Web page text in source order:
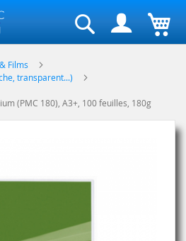
Rechercher
Films
transparent...)
(PMC 180), A3+, 100 feuilles, 180g